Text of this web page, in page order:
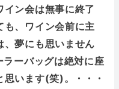
イン会は無事に終了
も、ワイン会前に主
、夢にも思いません
ーバッグは絶対に座
います(笑)。・・・